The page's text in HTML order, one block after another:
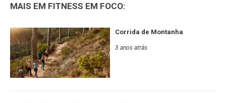
MAIS EM FITNESS EM FOCO:
Corrida de Montanha
3 anos atrás